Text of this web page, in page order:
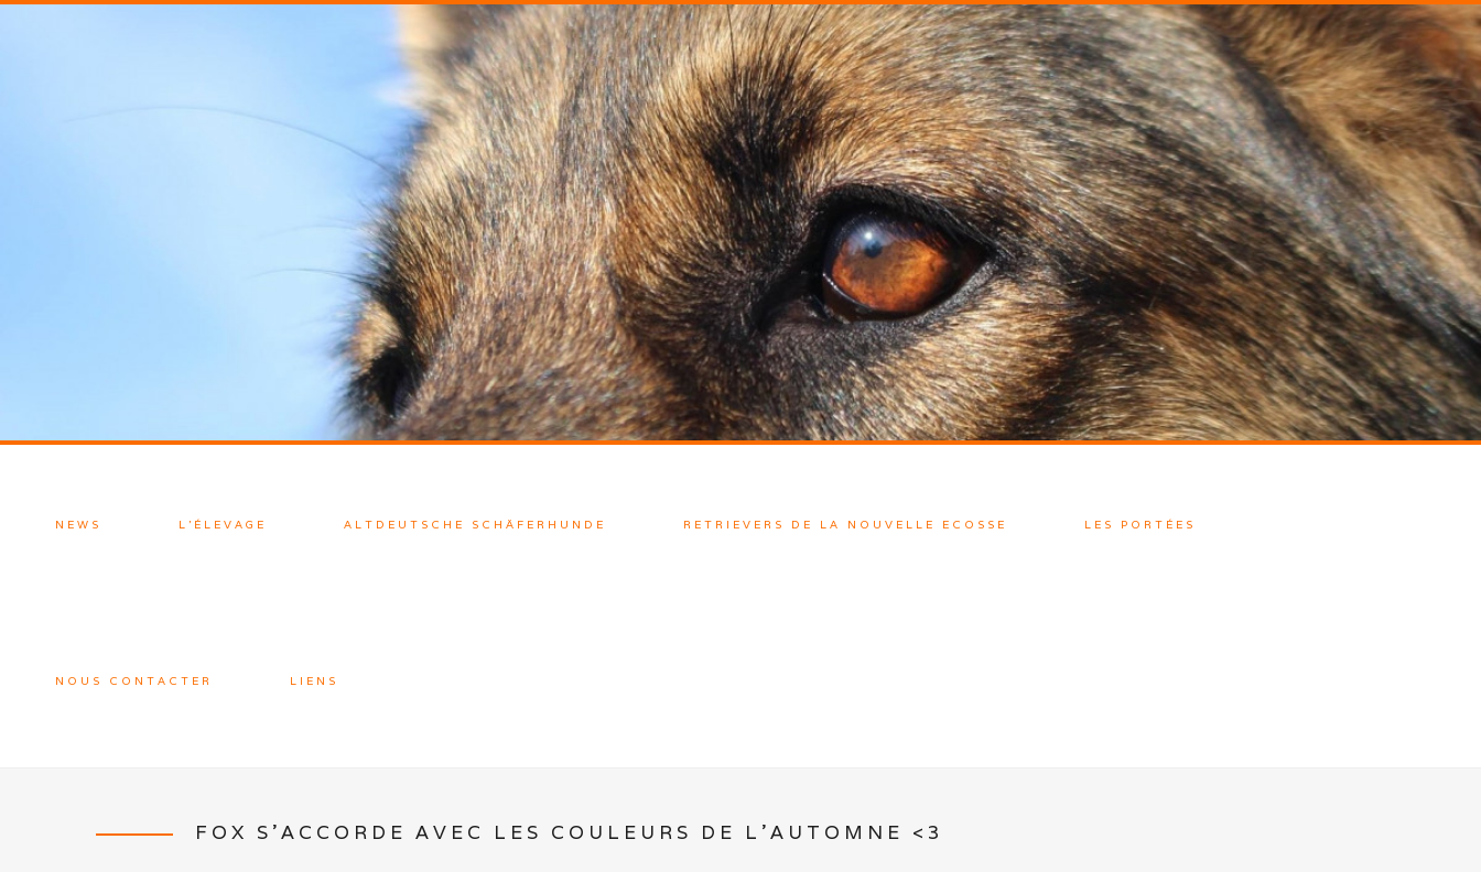
NEWS L’ÉLEVAGE ALTDEUTSCHE SCHÄFERHUNDE RETRIEVERS DE LA NOUVELLE ECOSSE LES PORTÉES
NOUS CONTACTER LIENS
FOX S’ACCORDE AVEC LES COULEURS DE L’AUTOMNE <3